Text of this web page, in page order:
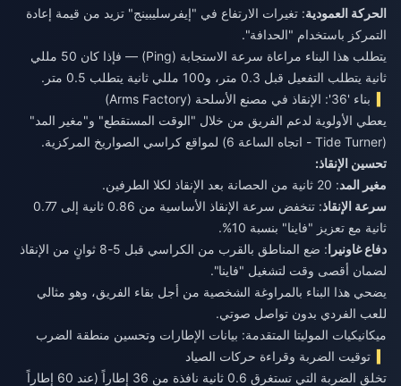
الحركة العمودية: تغيرات الارتفاع في "إيفرسليبينج" تزيد من قيمة إعادة
التمركز باستخدام "الحدافة".
يتطلب هذا البناء مراعاة سرعة الاستجابة (Ping) — فإذا كان 50 مللي
ثانية يتطلب التفعيل قبل 0.3 متر، و100 مللي ثانية يتطلب 0.5 متر.
بناء '36': الإنقاذ في مصنع الأسلحة (Arms Factory)
يعطي الأولوية لدعم الفريق من خلال "الوقت المستقطع" و"مغير المد"
(Tide Turner - اتجاه الساعة 6) لمواقع كراسي الصواريخ المركزية.
تحسين الإنقاذ:
مغير المد: 20 ثانية من الحصانة بعد الإنقاذ لكلا الطرفين.
سرعة الإنقاذ
: تنخفض سرعة الإنقاذ الأساسية من 0.86 ثانية إلى 0.77
ثانية مع تعزيز "فاينا" بنسبة 10%.
دفاع غاونيرا
: ضع المناطق بالقرب من الكراسي قبل 5-8 ثوانٍ من الإنقاذ
لضمان أقصى وقت لتشغيل "فاينا".
يضحي هذا البناء بالمراوغة الشخصية من أجل بقاء الفريق، وهو مثالي
للعب الفردي بدون تواصل صوتي.
ميكانيكيات الموليتا المتقدمة: بيانات الإطارات وتحسين منطقة الضرب
توقيت الضربة وقراءة حركات الصياد
تخلق الضربة التي تستغرق 0.6 ثانية نافذة من 36 إطاراً (عند 60 إطاراً